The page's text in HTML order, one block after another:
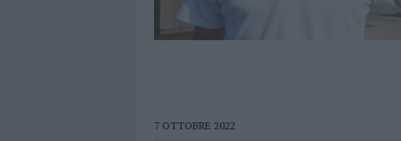
7 OTTOBRE 2022